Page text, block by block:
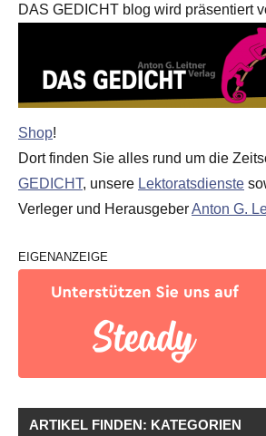
DAS GEDICHT blog wird präsentiert
Shop!
Dort finden Sie alles rund um die
GEDICHT, unsere Lektoratsdienste
Verleger und HerausgeberAnton G.
EIGENANZEIGE
ARTIKEL FINDEN: KATEGORIEN